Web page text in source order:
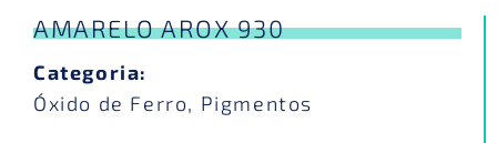
AMARELO AROX 930
Categoria:
Óxido de Ferro, Pigmentos